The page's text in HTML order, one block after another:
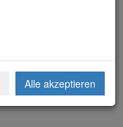
Alle akzeptieren